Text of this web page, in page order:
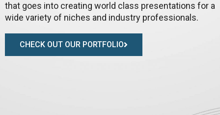
that goes into creating world class presentations for a
wide variety of niches and industry professionals.
CHECK OUT OUR PORTFOLIO